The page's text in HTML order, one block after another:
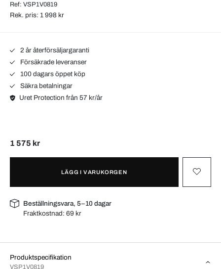
Ref: VSP1V0819
Rek. pris: 1 998 kr
2 år återförsäljargaranti
Försäkrade leveranser
100 dagars öppet köp
Säkra betalningar
Uret Protection från 57 kr/år
1 575 kr
LÄGG I VARUKORGEN
Beställningsvara, 5–10 dagar
Fraktkostnad:69 kr
Produktspecifikation
VSP1V0819